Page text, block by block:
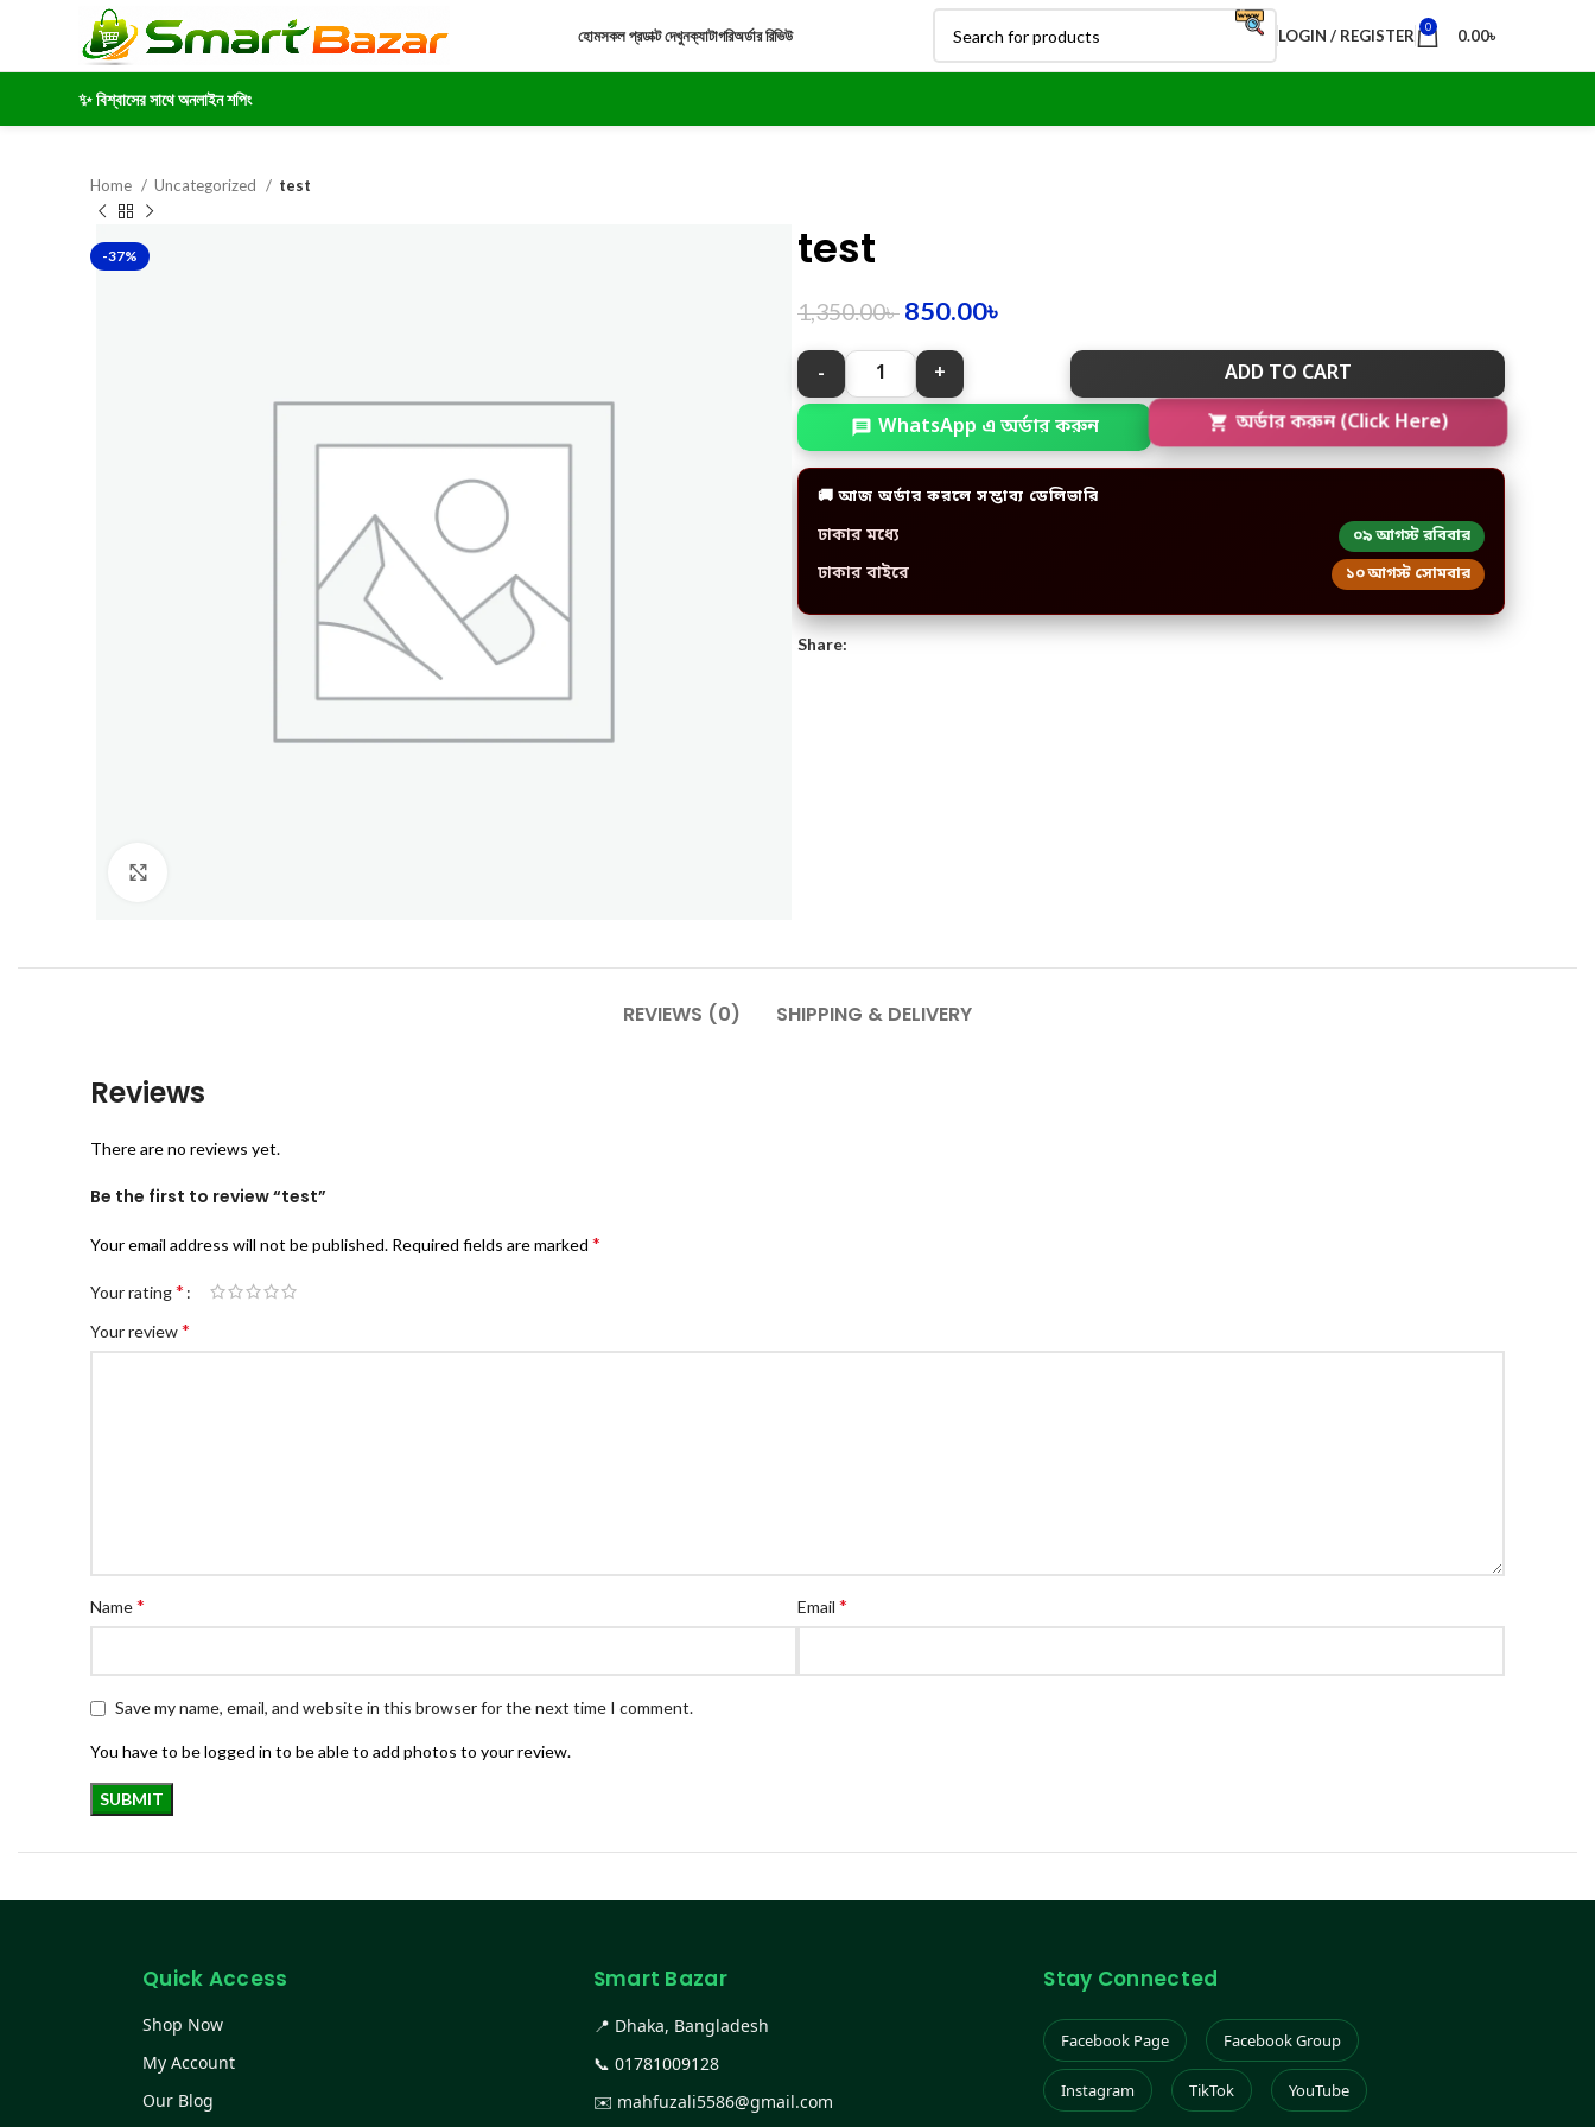
হোমসকল প্রডাক্ট দেখুনক্যাটাগরিঅর্ডার রিভিউ LOGIN / REGISTER 0 0.00৳
✨ বিশ্বাসের সাথে অনলাইন শপিং
Home Uncategorized test
-37% test
1,350.00৳ 850.00৳
ADD TO CART
WhatsApp এ অর্ডার করুন অর্ডার করুন (Click Here)
🚚 আজ অর্ডার করলে সম্ভাব্য ডেলিভারি
ঢাকার মধ্যে ০৯ আগস্ট রবিবার
ঢাকার বাইরে ১০ আগস্ট সোমবার
Share:
REVIEWS (0) SHIPPING & DELIVERY
Reviews
There are no reviews yet.
Be the first to review “test”
Your email address will not be published. Required fields are marked *
Your rating*
Your review*
Name* Email *
Save my name, email, and website in this browser for the next time I comment.
You have to be logged in to be able to add photos to your review.
Quick Access
Shop Now
My Account
Our Blog
Smart Bazar
📍 Dhaka, Bangladesh
📞 01781009128
✉️ mahfuzali5586@gmail.com
Stay Connected
Facebook Page Facebook Group
Instagram TikTok YouTube